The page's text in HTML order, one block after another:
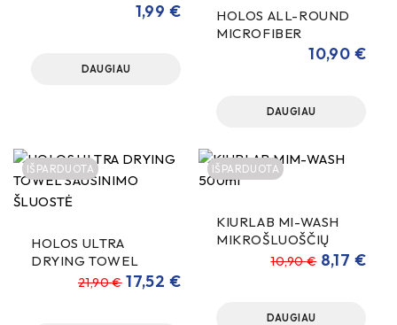
1,99 €
DAUGIAU
HOLOS ALL-ROUND
MICROFIBER
10,90 €
DAUGIAU
IŠPARDUOTA
HOLOS ULTRA
DRYING TOWEL
SAUSINIMO ŠLUOSTĖ
21,90€ 17,52 €
IŠPARDUOTA
KIURLAB MI-WASH
MIKROŠLUOŠČIŲ
VALIKLIS 1000ml
10,90€ 8,17 €
DAUGIAU